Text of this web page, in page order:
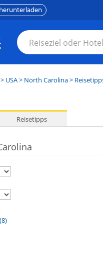
USA> North Carolina>
Reisetipps